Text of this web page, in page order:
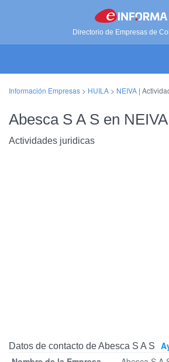
Directorio de Empresas de
Información Empresas > HUILA > NEIVA |
Abesca S A S en NEIVA
Actividades juridicas
Datos de contacto de Abesca S A S